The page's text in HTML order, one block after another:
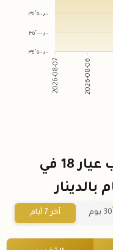
٣٥٬٥٠٠٫٠٠
٣٥٬٠٠٠٫٠٠
٣٤٬٥٠٠٫٠٠
2026-08-07 2026-08-06
سعر نصف كيلو ذهب عيار 18 في
آخر 7 أيام